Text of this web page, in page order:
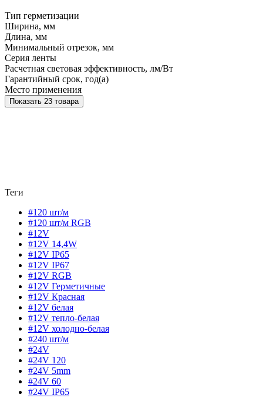
Тип герметизации
Ширина, мм
Длина, мм
Минимальный отрезок, мм
Серия ленты
Расчетная световая эффективность, лм/Вт
Гарантийный срок, год(а)
Место применения
Показать 23 товара
Теги
#120 шт/м
#120 шт/м RGB
#12V
#12V 14,4W
#12V IP65
#12V IP67
#12V RGB
#12V Герметичные
#12V Красная
#12V белая
#12V тепло-белая
#12V холодно-белая
#240 шт/м
#24V
#24V 120
#24V 5mm
#24V 60
#24V IP65